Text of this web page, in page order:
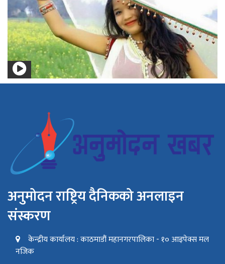
अनुमोदन राष्ट्रिय दैनिकको अनलाइन
संस्करण
केन्द्रीय कार्यालय : काठमाडौं महानगरपालिका - १० आइपेक्स मल
नजिक